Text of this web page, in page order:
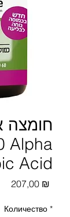
חומצה
Acid
207,00 ₪
Количество *